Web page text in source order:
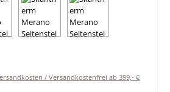
/ Versandkostenfrei ab 399,- €